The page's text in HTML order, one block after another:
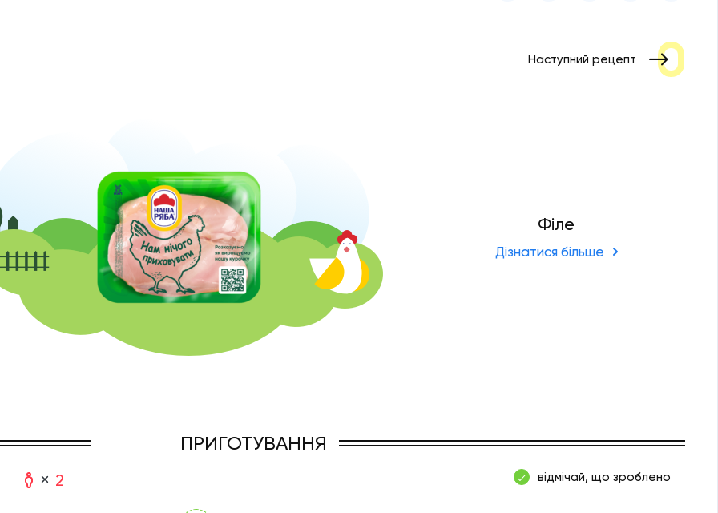
Наступний рецепт
Філе
Дізнатися більше
2
ПРИГОТУВАННЯ
відмічай, що зроблено